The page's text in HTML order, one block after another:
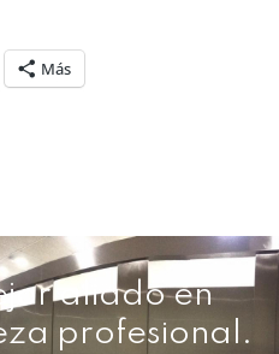
Más
aliado en
profesional.